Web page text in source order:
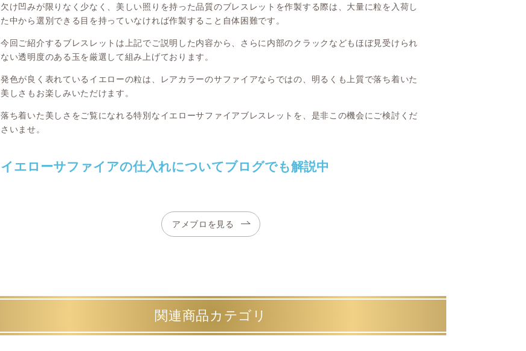
欠け凹みが限りなく少なく、美しい照りを持った品質のブレスレットを作製する際は、大量に粒を入荷し
た中から選別できる目を持っていなければ作製すること自体困難です。
今回ご紹介するブレスレットは上記でご説明した内容から、さらに内部のクラックなどもほぼ見受けられ
ない透明度のある玉を厳選して組み上げております。
発色が良く表れているイエローの粒は、レアカラーのサファイアならではの、明るくも上質で落ち着いた
美しさもお楽しみいただけます。
落ち着いた美しさをご覧になれる特別なイエローサファイアブレスレットを、是非この機会にご検討くだ
さいませ。
イエローサファイアの仕入れについてブログでも解説中
アメブロを見る
関連商品カテゴリ